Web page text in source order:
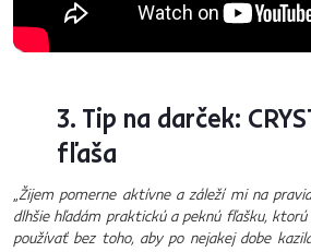
3. Tip na darček:
fľaša
„Žijem pomerne aktívne a záleží mi na
dlhšie hľadám praktickú a peknú fľašku,
používať bez toho, aby po nejakej dobe